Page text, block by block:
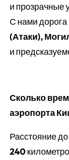
и прозрачные
С нами дорога
(Атаки),
и
Сколько
аэропорта
Расстояние
240